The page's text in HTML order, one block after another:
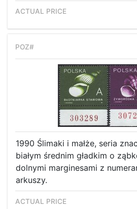
1990 Ślimaki i małże, seria
białym średnim gładkim o
dolnymi marginesami z
arkuszy.